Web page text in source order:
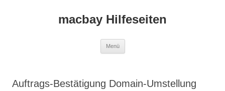
macbay Hilfeseiten
Menü
Auftrags-Bestätigung Domain-Umstellung